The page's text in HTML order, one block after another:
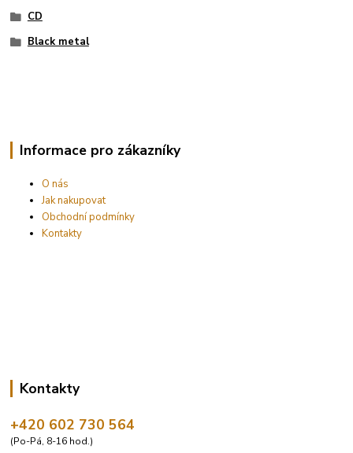
CD
Black metal
Informace pro zákazníky
O nás
Jak nakupovat
Obchodní podmínky
Kontakty
Kontakty
+420 602 730 564
(Po-Pá, 8-16 hod.)